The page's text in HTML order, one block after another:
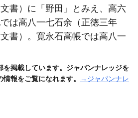
書） に「野田」とみえ、高六
は高八一七石余 （正徳三年
書） 。寛永石高帳では高八一
を掲載しています。ジャパンナレッジを
報をご覧になれます。
→ジャパンナレ